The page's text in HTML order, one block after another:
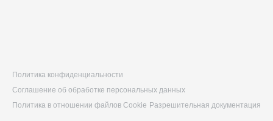
Политика конфиденциальности
Соглашение об обработке персональных данных
Политика в отношении файлов Cookie Разрешительная документация